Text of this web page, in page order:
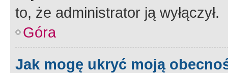
to, że administrator ją wyłączył.
Góra
Jak mogę ukryć moją